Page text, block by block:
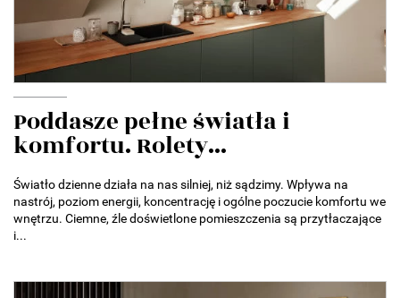
Poddasze pełne światła i
komfortu. Rolety...
Światło dzienne działa na nas silniej, niż sądzimy. Wpływa na
nastrój, poziom energii, koncentrację i ogólne poczucie komfortu we
wnętrzu. Ciemne, źle doświetlone pomieszczenia są przytłaczające
i...